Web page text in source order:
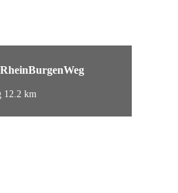
12.2 km